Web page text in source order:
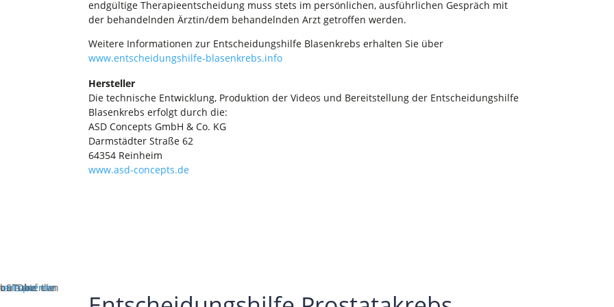
endgültige Therapieentscheidung muss stets im persönlichen, ausführlichen Gespräch mit
der behandelnden Ärztin/dem behandelnden Arzt getroffen werden.
Weitere Informationen zur Entscheidungshilfe Blasenkrebs erhalten Sie über
www.entscheidungshilfe-blasenkrebs.info
Hersteller
Die technische Entwicklung, Produktion der Videos und Bereitstellung der Entscheidungshilfe
Blasenkrebs erfolgt durch die:
ASD Concepts GmbH & Co. KG
Darmstädter Straße 62
64354 Reinheim
www.asd-concepts.de
entsperren